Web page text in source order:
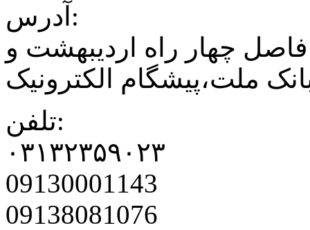
آدرس:
چهار راه اردیبهشت و
ملت،پیشگام الکترونیک
تلفن:
۰۳۱۳۲۳۵۹۰۲۳
09130001143
09138081076